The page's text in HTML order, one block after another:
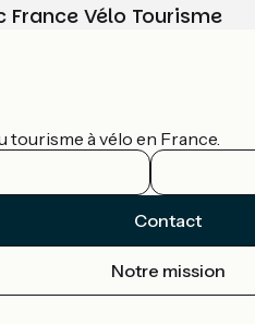
France Vélo Tourisme
tourisme à vélo en France.
Contact
Notre mission